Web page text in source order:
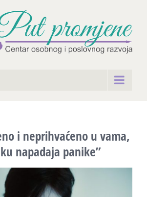
i neprihvaćeno u vama,
napadaja panike”